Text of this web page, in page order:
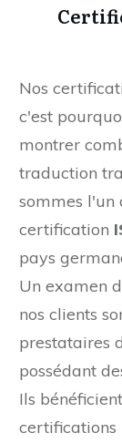
Nos
c'est
montrer
traduction
sommes l'un
certification
pays
Un examen
nos clients
prestataires
possédant
Ils
certifications